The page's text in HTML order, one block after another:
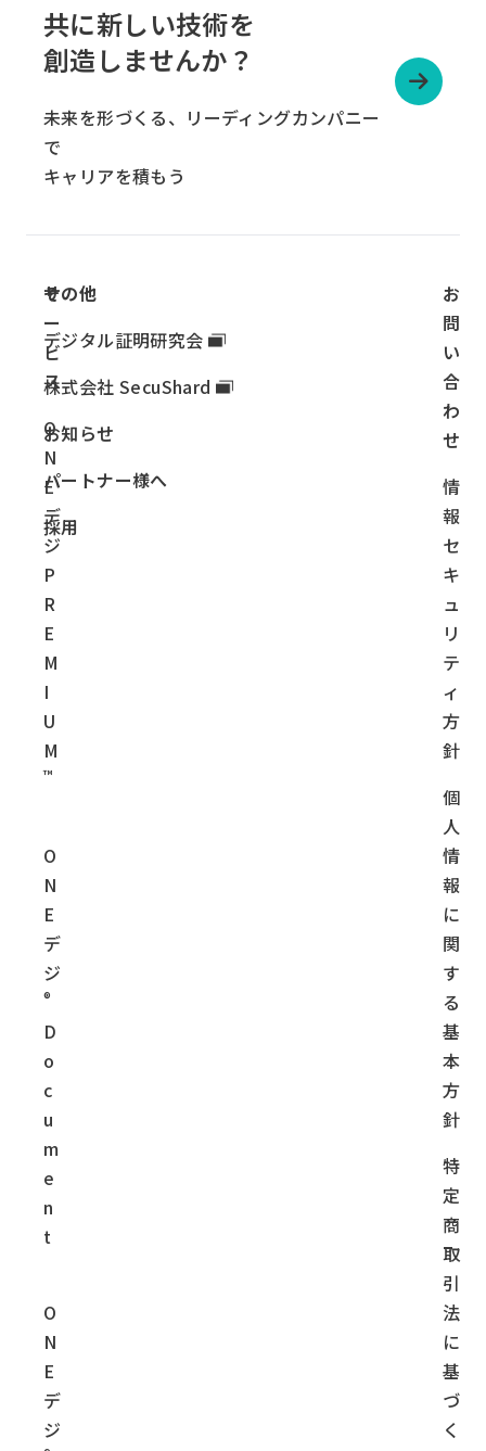
共に新しい技術を
創造しませんか？
未来を形づくる、リーディングカンパニー
で
キャリアを積もう
ル
ー
プ
ン
ク
サ
ー
ビ
ス
O
N
E
デ
ジ
P
R
E
M
I
U
M
™
O
N
E
デ
ジ
®
D
o
c
u
m
e
n
t
O
N
E
デ
ジ
その他
デジタル証明研究会
株式会社 SecuShard
お知らせ
パートナー様へ
採用
お
問
い
合
わ
せ
情
報
セ
キ
ュ
リ
テ
ィ
方
針
個
人
情
報
に
関
す
る
基
本
方
針
特
定
商
取
引
法
に
基
づ
く